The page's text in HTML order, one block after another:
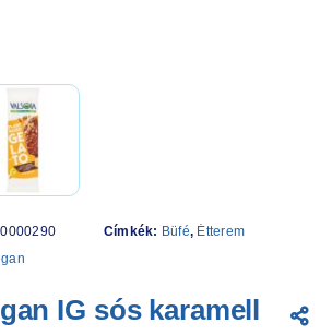
Címkék: Büfé, Étterem
IG sós karamell